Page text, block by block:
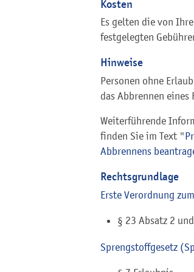
Kosten
Es gelten die von
festgelegten
Hinweise
Personen ohne
das Abbrennen eines
Weiterführende
finden Sie im Text "
Abbrennens
Rechtsgrundlage
Erste Verordnung
§ 23 Absatz 2
Sprengstoffgesetz